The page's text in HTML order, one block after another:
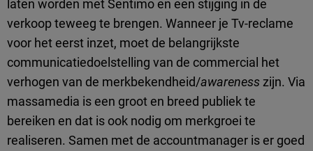
laten worden met Sentimo en een stijging in de
verkoop teweeg te brengen. Wanneer je Tv-reclame
voor het eerst inzet, moet de belangrijkste
communicatiedoelstelling van de commercial het
verhogen van de merkbekendheid/awareness zijn. Via
massamedia is een groot en breed publiek te
bereiken en dat is ook nodig om merkgroei te
realiseren. Samen met de accountmanager is er goed